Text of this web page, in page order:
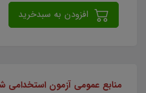
منابع عمومی آزمون استخدامی